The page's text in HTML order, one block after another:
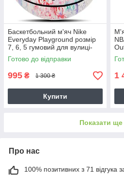
Баскетбольний м'яч Nike
Everyday Playground розмір
7, 6, 5 гумовий для вулиці-
зали оригінал
(N.100.7037.944.07)
Готово до відправки
995 ₴ 1 300 ₴
Купити
1
Показати ще
Про нас
100% позитивних з 71 відгука